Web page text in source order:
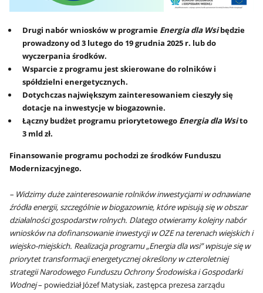
Drugi nabór wniosków w programie Energia dla Wsibędzie
prowadzony od 3 lutego do 19 grudnia 2025 r. lub do
wyczerpania środków.
Wsparcie z programu jest skierowane do rolników i
spółdzielni energetycznych.
Dotychczas największym zainteresowaniem cieszyły się
dotacje na inwestycje w biogazownie.
Łączny budżet programu priorytetowego Energia dla Wsito
3 mld zł.
Finansowanie programu pochodzi ze środków Funduszu
Modernizacyjnego.
– Widzimy duże zainteresowanie rolników inwestycjami w odnawiane
źródła energii, szczególnie w biogazownie, które wpisują się w obszar
działalności gospodarstw rolnych. Dlatego otwieramy kolejny nabór
wniosków na dofinansowanie inwestycji w OZE na terenach wiejskich i
wiejsko-miejskich. Realizacja programu „Energia dla wsi” wpisuje się w
priorytet transformacji energetycznej określony w czteroletniej
strategii Narodowego Funduszu Ochrony Środowiska i Gospodarki
Wodnej– powiedział Józef Matysiak, zastępca prezesa zarządu